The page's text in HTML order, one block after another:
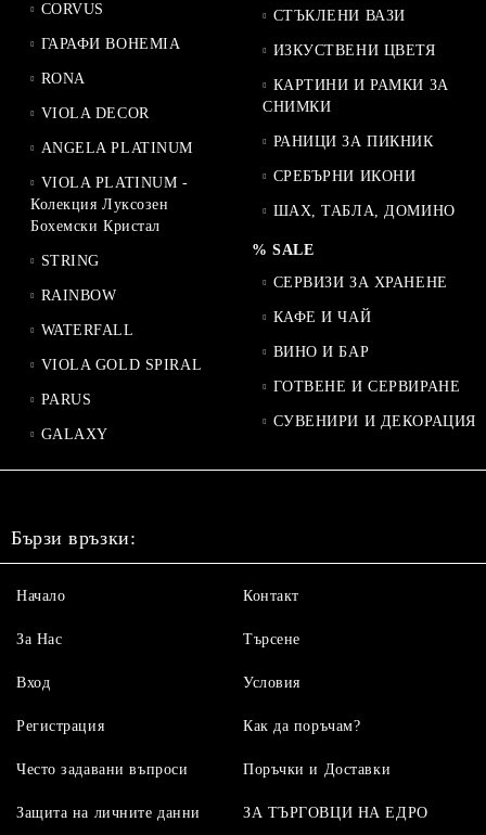
CORVUS
ГАРАФИ BOHEMIA
RONA
VIOLA DECOR
ANGELA PLATINUM
VIOLA PLATINUM -
Колекция Луксозен
Бохемски Кристал
STRING
RAINBOW
WATERFALL
VIOLA GOLD SPIRAL
PARUS
GALAXY
СТЪКЛЕНИ ВАЗИ
ИЗКУСТВЕНИ ЦВЕТЯ
КАРТИНИ И РАМКИ ЗА
СНИМКИ
РАНИЦИ ЗА ПИКНИК
СРЕБЪРНИ ИКОНИ
ШАХ, ТАБЛА, ДОМИНО
% SALE
СЕРВИЗИ ЗА ХРАНЕНЕ
КАФЕ И ЧАЙ
ВИНО И БАР
ГОТВЕНЕ И СЕРВИРАНЕ
СУВЕНИРИ И ДЕКОРАЦИЯ
Бързи връзки:
Начало
За Нас
Вход
Регистрация
Контакт
Търсене
Условия
Как да поръчам?
Често задавани въпроси
Защита на личните данни
Поръчки и Доставки
ЗА ТЪРГОВЦИ НА ЕДРО